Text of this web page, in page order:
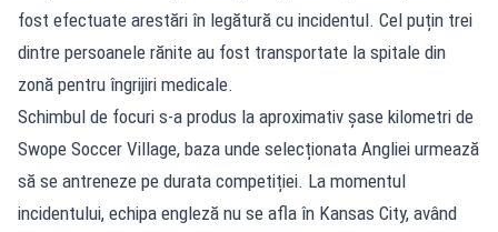
fost efectuate arestări în legătură cu incidentul. Cel puțin trei
dintre persoanele rănite au fost transportate la spitale din
zonă pentru îngrijiri medicale.
Schimbul de focuri s-a produs la aproximativ șase kilometri de
Swope Soccer Village, baza unde selecționata Angliei urmează
să se antreneze pe durata competiției. La momentul
incidentului, echipa engleză nu se afla în Kansas City, având